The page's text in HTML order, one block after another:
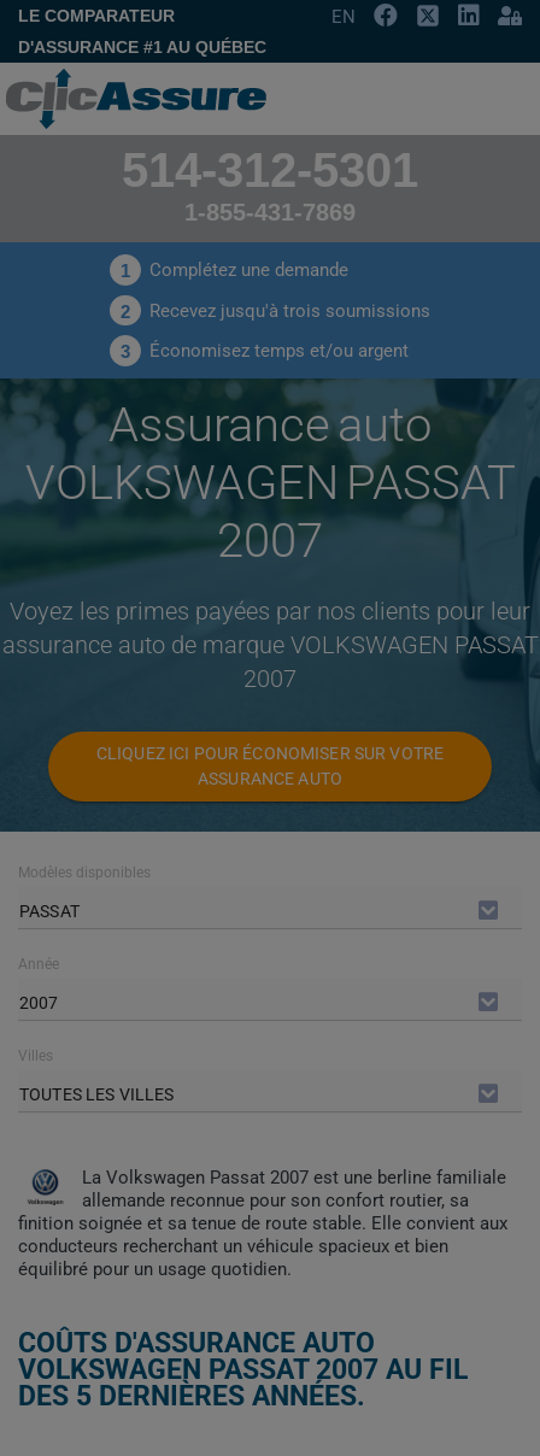
LE COMPARATEUR
D'ASSURANCE #1 AU QUÉBEC
EN
514-312-5301
1-855-431-7869
1 Complétez une demande
2 Recevez jusqu'à trois soumissions
3 Économisez temps et/ou argent
Assurance auto
VOLKSWAGEN PASSAT
2007
Voyez les primes payées par nos clients pour leur
assurance auto de marque VOLKSWAGEN PASSAT
2007
CLIQUEZ ICI POUR ÉCONOMISER SUR VOTRE
ASSURANCE AUTO
Modèles disponibles
PASSAT
Année
2007
Villes
TOUTES LES VILLES
La Volkswagen Passat 2007 est une berline familiale
allemande reconnue pour son confort routier, sa
finition soignée et sa tenue de route stable. Elle convient aux
conducteurs recherchant un véhicule spacieux et bien
équilibré pour un usage quotidien.
COÛTS D'ASSURANCE AUTO
VOLKSWAGEN PASSAT 2007 AU FIL
DES 5 DERNIÈRES ANNÉES.